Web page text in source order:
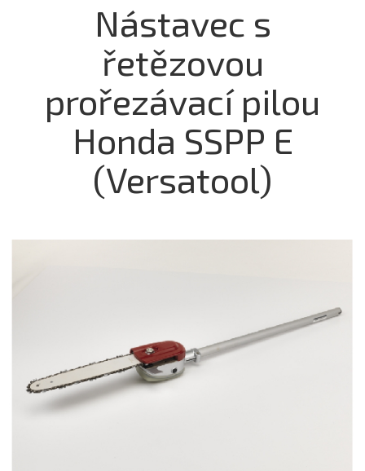
Nástavec s
řetězovou
prořezávací pilou
Honda SSPP E
(Versatool)